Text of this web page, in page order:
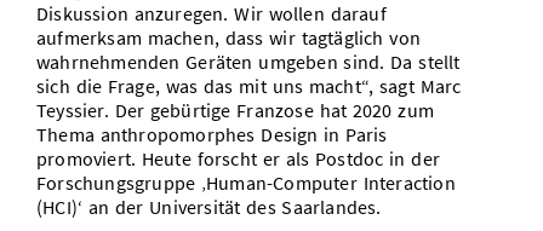
Diskussion anzuregen. Wir wollen darauf
aufmerksam machen, dass wir tagtäglich von
wahrnehmenden Geräten umgeben sind. Da stellt
sich die Frage, was das mit uns macht“, sagt Marc
Teyssier. Der gebürtige Franzose hat 2020 zum
Thema anthropomorphes Design in Paris
promoviert. Heute forscht er als Postdoc in der
Forschungsgruppe ‚Human-Computer Interaction
(HCI)‘ an der Universität des Saarlandes.